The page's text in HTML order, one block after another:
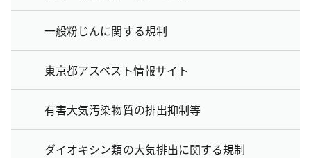
一般粉じんに関する規制
東京都アスベスト情報サイト
有害大気汚染物質の排出抑制等
ダイオキシン類の大気排出に関する規制